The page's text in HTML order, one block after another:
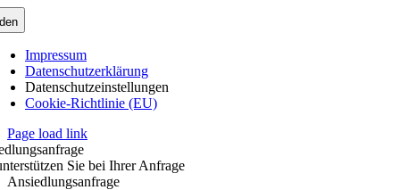
Impressum
Datenschutzerklärung
Datenschutzeinstellungen
Cookie-Richtlinie (EU)
Page load link
Sie bei Ihrer Anfrage
Ansiedlungsanfrage